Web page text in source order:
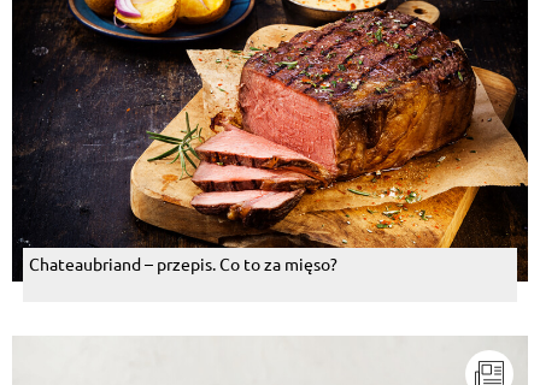
Chateaubriand – przepis. Co to za mięso?